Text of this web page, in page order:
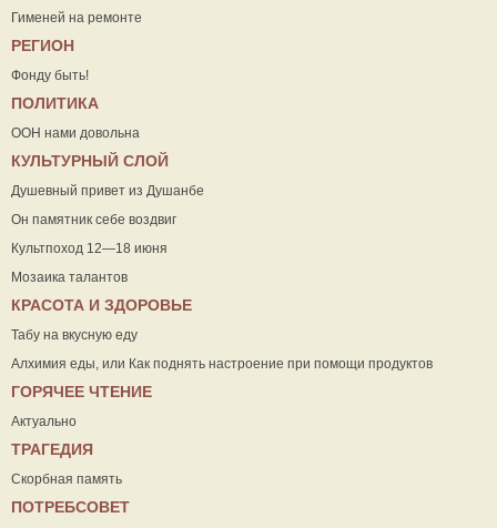
Гименей на ремонте
РЕГИОН
Фонду быть!
ПОЛИТИКА
ООН нами довольна
КУЛЬТУРНЫЙ СЛОЙ
Душевный привет из Душанбе
Он памятник себе воздвиг
Культпоход 12—18 июня
Мозаика талантов
КРАСОТА И ЗДОРОВЬЕ
Табу на вкусную еду
Алхимия еды, или Как поднять настроение при помощи продуктов
ГОРЯЧЕЕ ЧТЕНИЕ
Актуально
ТРАГЕДИЯ
Скорбная память
ПОТРЕБСОВЕТ